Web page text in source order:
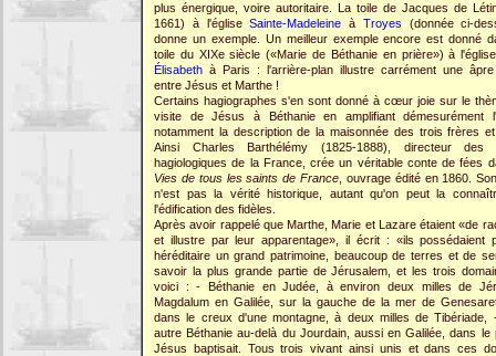
plus énergique, voire autoritaire. La toile de Jacques de
1661) à l'égliseSainte-Madeleine à Troyes (donnée ci-
donne un exemple. Un meilleur exemple encore est donné
toile du XIXe siècle («Marie de Béthanie en prière») à
Élisabeth à Paris : l'arrière-plan illustre carrément une âpre
entre Jésus et Marthe !
Certains hagiographes s'en sont donné à cœur joie sur le
visite de Jésus à Béthanie en amplifiant démesurément
notamment la description de la maisonnée des trois frères
Ainsi Charles Barthélémy (1825-1888), directeur des
hagiologiques de la France, crée un véritable conte de fées
Vies de tous les saints de France , ouvrage édité en 1860.
n'est pas la vérité historique, autant qu'on peut la
l'édification des fidèles.
Après avoir rappelé que Marthe, Marie et Lazare étaient «de
et illustre par leur apparentage», il écrit : «ils possédaient
héréditaire un grand patrimoine, beaucoup de terres et de
savoir la plus grande partie de Jérusalem, et les trois
voici : - Béthanie en Judée, à environ deux milles de
Magdalum en Galilée, sur la gauche de la mer de
dans le creux d'une montagne, à deux milles de Tibériade,
autre Béthanie au-delà du Jourdain, aussi en Galilée, dans le
Jésus baptisait. Tous trois vivant ainsi unis et dans ces